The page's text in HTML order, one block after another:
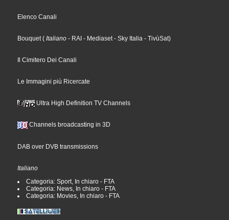
Elenco Canali
Bouquet ( Italiano - RAI - Mediaset - Sky Italia - TivùSat)
Il Cimitero Dei Canali
Le Immagini più Ricercate
Ultra High Definition TV Channels
Channels broadcasting in 3D
DAB over DVB transmissions
Italiano
Categoria: Sport, In chiaro - FTA
Categoria: News, In chiaro - FTA
Categoria: Movies, In chiaro - FTA